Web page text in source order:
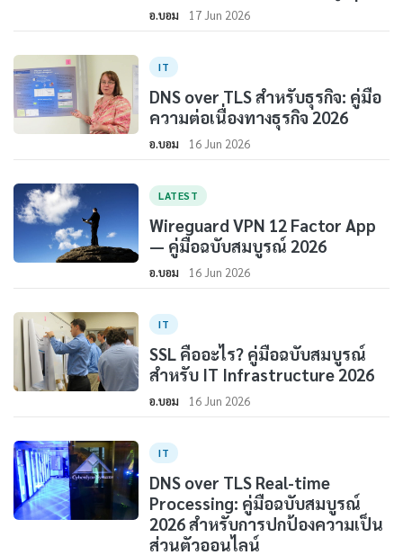
อ.บอม 17 Jun 2026
IT
DNS over TLS สำหรับธุรกิจ: คู่มือ
ความต่อเนื่องทางธุรกิจ 2026
อ.บอม 16 Jun 2026
LATEST
Wireguard VPN 12 Factor App
— คู่มือฉบับสมบูรณ์ 2026
อ.บอม 16 Jun 2026
IT
SSL คืออะไร? คู่มือฉบับสมบูรณ์
สำหรับ IT Infrastructure 2026
อ.บอม 16 Jun 2026
IT
DNS over TLS Real-time
Processing: คู่มือฉบับสมบูรณ์
2026 สำหรับการปกป้องความเป็น
ส่วนตัวออนไลน์